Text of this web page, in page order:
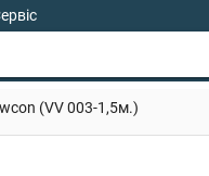
(VV 003-1,5м.)